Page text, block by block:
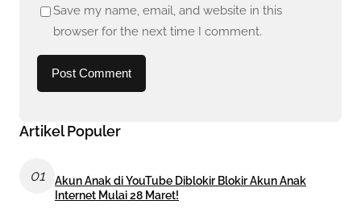
Save my name, email, and website in this
browser for the next time I comment.
Artikel Populer
01
Akun Anak di YouTube Diblokir Blokir Akun Anak
Internet Mulai 28 Maret!